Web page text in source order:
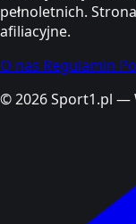
pełnoletnich.
afiliacyjne.
O nas Regulamin
© 2026 Sport1.pl —